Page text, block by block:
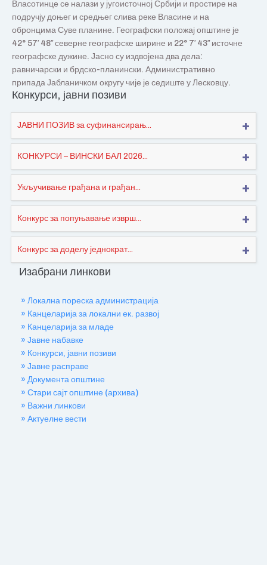
Власотинце се налази у југоисточној Србији и простире на
подручју доњег и средњег слива реке Власине и на
обронцима Суве планине. Географски положај општине је
42° 57′ 48″ северне географске ширине и 22° 7′ 43″ источне
географске дужине. Јасно су издвојена два дела:
равничарски и брдско-планински. Административно
припада Јабланичком округу чије је седиште у Лесковцу.
Конкурси, јавни позиви
ЈАВНИ ПОЗИВ за суфинансирањ...
КОНКУРСИ – ВИНСКИ БАЛ 2026...
Укључивање грађана и грађан...
Конкурс за попуњавање изврш...
Конкурс за доделу једнократ...
Изабрани линкови
» Локална пореска администрација
» Канцеларија за локални ек. развој
» Канцеларија за младе
» Јавне набавке
» Конкурси, јавни позиви
» Јавне расправе
» Документа општине
» Стари сајт општине (архива)
» Важни линкови
» Актуелне вести